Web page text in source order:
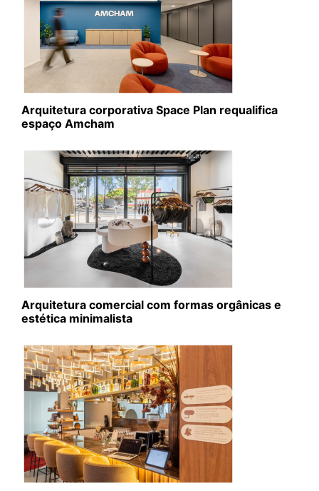
Arquitetura corporativa Space Plan requalifica
espaço Amcham
Arquitetura comercial com formas orgânicas e
estética minimalista